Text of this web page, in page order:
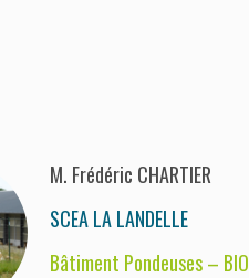
M. Frédéric CHARTIER
SCEA LA LANDELLE
Bâtiment Pondeuses – BIO